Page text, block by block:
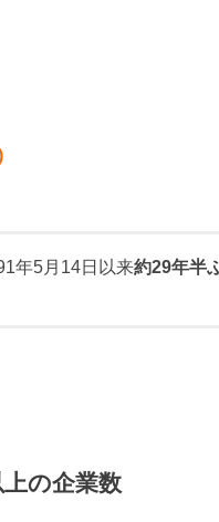
年5月14日以来約29年半
の企業数